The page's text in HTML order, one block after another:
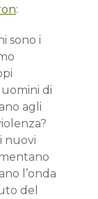
:
sono i
di
agli
nuovi
l’onda
del